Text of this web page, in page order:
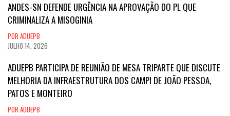
ANDES-SN DEFENDE URGÊNCIA NA APROVAÇÃO DO PL QUE
CRIMINALIZA A MISOGINIA
POR ADUEPB
JULHO 14, 2026
ADUEPB PARTICIPA DE REUNIÃO DE MESA TRIPARTE QUE DISCUTE
MELHORIA DA INFRAESTRUTURA DOS CAMPI DE JOÃO PESSOA,
PATOS E MONTEIRO
POR ADUEPB